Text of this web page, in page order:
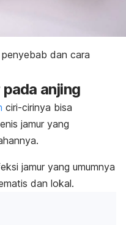
dan cara
anjing
ciri-cirinya bisa
jamur yang
jamur yang umumnya
dan lokal.